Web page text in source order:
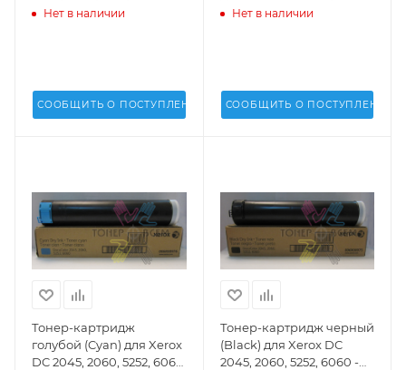
006R90292
Нет в наличии
СООБЩИТЬ О ПОСТУПЛЕНИИ
5252, 6060 - 006R90291
Нет в наличии
СООБЩИТЬ О ПОСТУПЛЕНИИ
Тонер-картридж
голубой (Cyan) для Xerox
DC 2045, 2060, 5252, 6060
Тонер-картридж черный
(Black) для Xerox DC
2045, 2060, 5252, 6060 -